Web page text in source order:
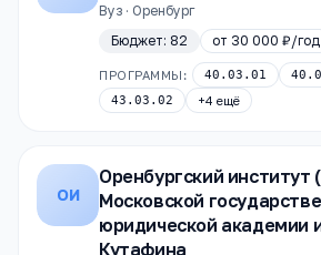
Вуз · Оренбург
Бюджет: 82 от 30 000 ₽/год
ПРОГРАММЫ: 40.03.01
43.03.02
+4 ещё
ОИ
Оренбургский институт
Московской
юридической академии
Кутафина